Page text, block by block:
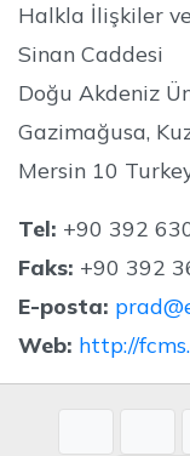
Halkla İlişkiler
Sinan Caddesi
Doğu Akdeniz
Gazimağusa,
Mersin 10
Tel: +90 392
Faks: +90 392
E-posta:
Web: http://